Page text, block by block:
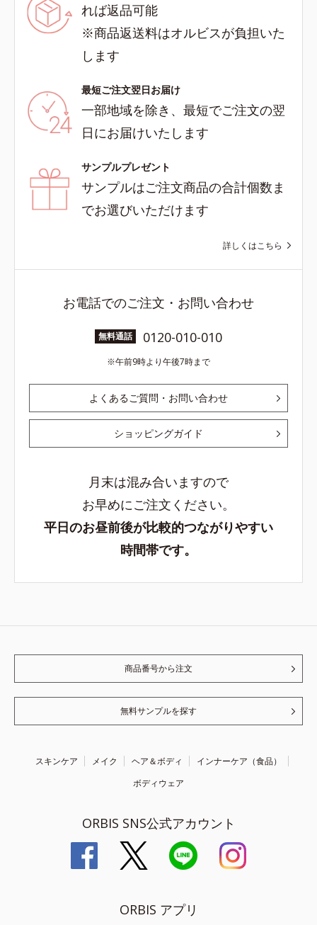
れば返品可能
※商品返送料はオルビスが負担いた
します
最短ご注文翌日お届け
一部地域を除き、最短でご注文の翌
日にお届けいたします
サンプルプレゼント
サンプルはご注文商品の合計個数ま
でお選びいただけます
詳しくはこちら
お電話でのご注文・お問い合わせ
無料通話 0120-010-010
午前9時より午後7時まで
よくあるご質問・お問い合わせ
ショッピングガイド
月末は混み合いますので
お早めにご注文ください。
平日のお昼前後が比較的つながりやすい
時間帯です。
商品番号から注文
無料サンプルを探す
スキンケア メイク ヘア＆ボディ
インナーケア（食品）
ボディウェア
ORBIS SNS公式アカウント
ORBIS アプリ